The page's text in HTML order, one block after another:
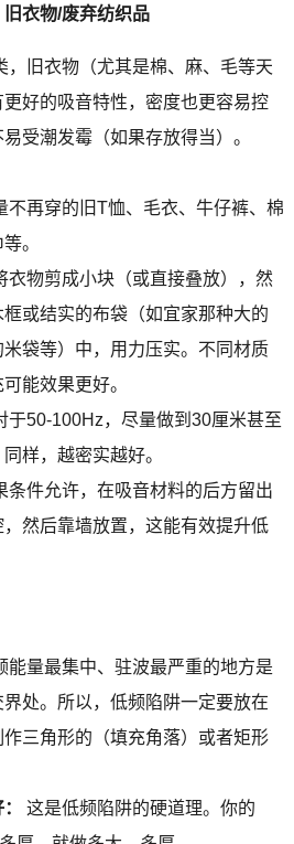
衣物/废弃纺织品
，旧衣物（尤其是棉、麻、毛等天
好的吸音特性，密度也更容易控
受潮发霉（如果存放得当）。
不再穿的旧T恤、毛衣、牛仔裤、棉
。
衣物剪成小块（或直接叠放），然
或结实的布袋（如宜家那种大的
袋等）中，用力压实。不同材质
能效果更好。
于50-100Hz，尽量做到30厘米甚至
样，越密实越好。
条件允许，在吸音材料的后方留出
然后靠墙放置，这能有效提升低
能量最集中、驻波最严重的地方是
处。所以，低频陷阱一定要放在
三角形的（填充角落）或者矩形
这是低频陷阱的硬道理。你的